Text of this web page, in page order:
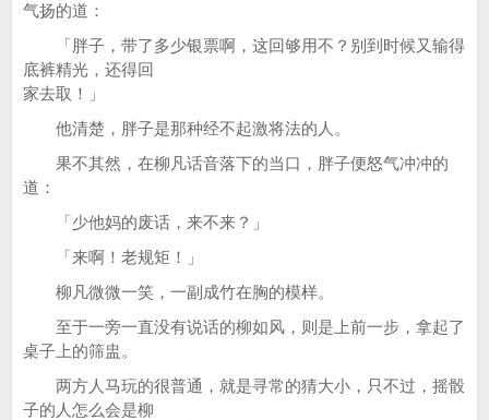
气扬的道：
「胖子，带了多少银票啊，这回够用不？别到时候又输得
底裤精光，还得回
家去取！」
他清楚，胖子是那种经不起激将法的人。
果不其然，在柳凡话音落下的当口，胖子便怒气冲冲的
道：
「少他妈的废话，来不来？」
「来啊！老规矩！」
柳凡微微一笑，一副成竹在胸的模样。
至于一旁一直没有说话的柳如风，则是上前一步，拿起了
桌子上的筛盅。
两方人马玩的很普通，就是寻常的猜大小，只不过，摇骰
子的人怎么会是柳